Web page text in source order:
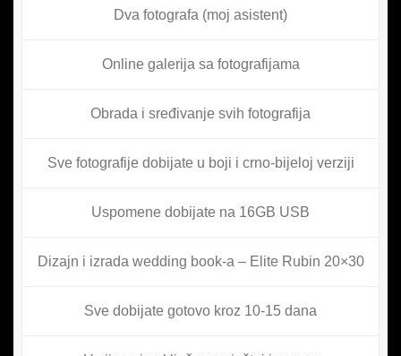
Dva fotografa (moj asistent)
Online galerija sa fotografijama
Obrada i sređivanje svih fotografija
Sve fotografije dobijate u boji i crno-bijeloj verziji
Uspomene dobijate na 16GB USB
Dizajn i izrada wedding book-a – Elite Rubin 20×30
Sve dobijate gotovo kroz 10-15 dana